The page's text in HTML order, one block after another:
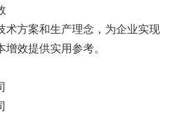
术方案和生产理念，为企业实现
效提供实用参考。